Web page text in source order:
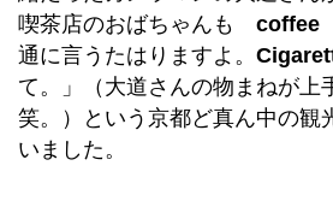
喫茶店のおばちゃんも
通に言うたはりますよ。
て。」（大道さんの物まねが上
笑。）という京都ど真ん中の観
いました。